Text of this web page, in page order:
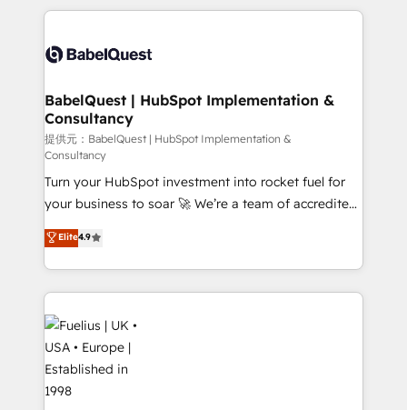
Innovation HubSpot Impact Award - Platform
Migration Excellence HubSpot Impact Award -
professionals.
training • CRM migration from Salesforce, Pipedrive,
custom API integrations with ERP (and other
operations A little about us: • Boutique 'Elite' team of
12 • 150+ clients across Sales Hub, Marketing Hub,
Service Hub, Data Hub and CMS • ISO/IEC
27001:2022, ISO 9001:2015, and ISO 42001:2023
certified - the AI management standard • GuardHub:
our AI governance framework, built on ISO 42001
Ready for the next step? Click the 👈 '𝗖𝗼𝗻𝘁𝗮𝗰𝘁
𝗯𝘂𝘀𝗶𝗻𝗲𝘀𝘀' button to get in touch (𝘸𝘦'𝘳𝘦 𝘴𝘶𝘱𝘦𝘳
𝘳𝘦𝘴𝘱𝘰𝘯𝘴𝘪𝘷𝘦)
BabelQuest | HubSpot Implementation &
Consultancy
提供元：BabelQuest | HubSpot Implementation &
Consultancy
Turn your HubSpot investment into rocket fuel for
your business to soar 🚀 We’re a team of accredited
HubSpot experts ready to help you. We can
implement the platform into complex business
environments, optimise what you've got and make
sure you can actually use it, build your website in
HubSpot or create an inbound marketing strategy
for you and execute it on HubSpot. We are on the
G-Cloud 14 CCS (Crown Commercial Service)
framework, meaning we've been accredited by
HubSpot and vetted by the CCS, which means we
Elite4.9